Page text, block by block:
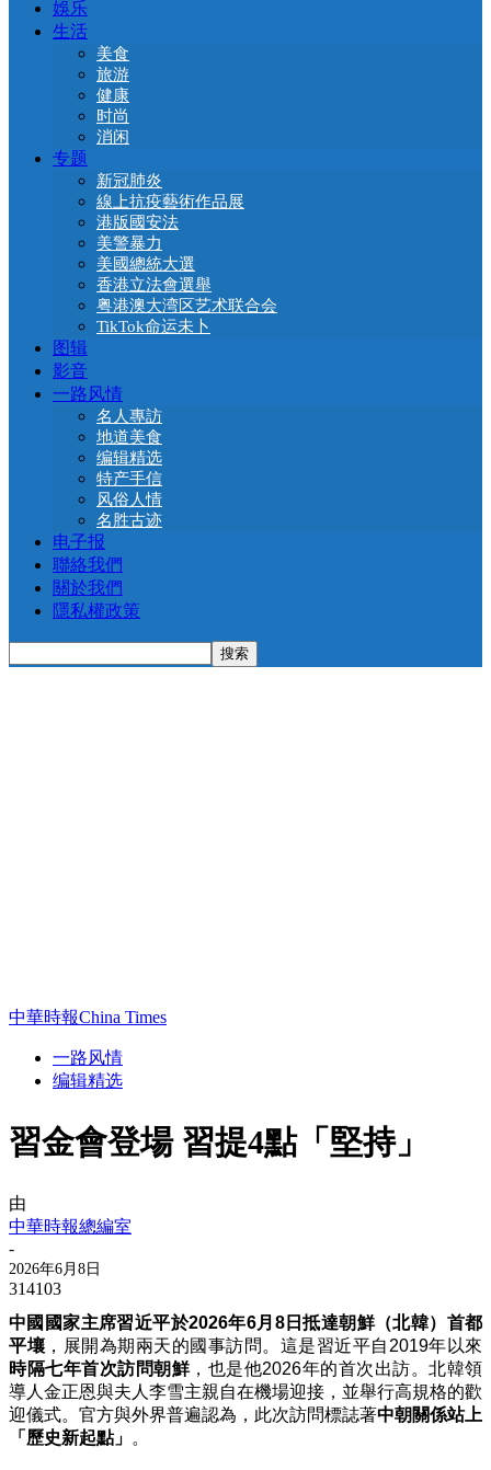
娛乐
生活
美食
旅游
健康
时尚
消闲
专题
新冠肺炎
線上抗疫藝術作品展
港版國安法
美警暴力
美國總統大選
香港立法會選舉
粤港澳大湾区艺术联合会
TikTok命运未卜
图辑
影音
一路风情
名人專訪
地道美食
编辑精选
特产手信
风俗人情
名胜古迹
电子报
聯絡我們
關於我們
隱私權政策
中華時報China Times
一路风情
编辑精选
習金會登場 習提4點「堅持」
由
中華時報總編室
-
2026年6月8日
314103
中國國家主席習近平於2026年6月8日抵達朝鮮（北韓）首都
平壤 ，展開為期兩天的國事訪問。這是習近平自2019年以來
時隔七年首次訪問朝鮮，也是他2026年的首次出訪。北韓領
導人金正恩與夫人李雪主親自在機場迎接，並舉行高規格的歡
迎儀式。官方與外界普遍認為，此次訪問標誌著中朝關係站上
「歷史新起點」 。